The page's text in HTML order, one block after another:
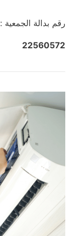
رقم بدالة الجمعية :
22560572